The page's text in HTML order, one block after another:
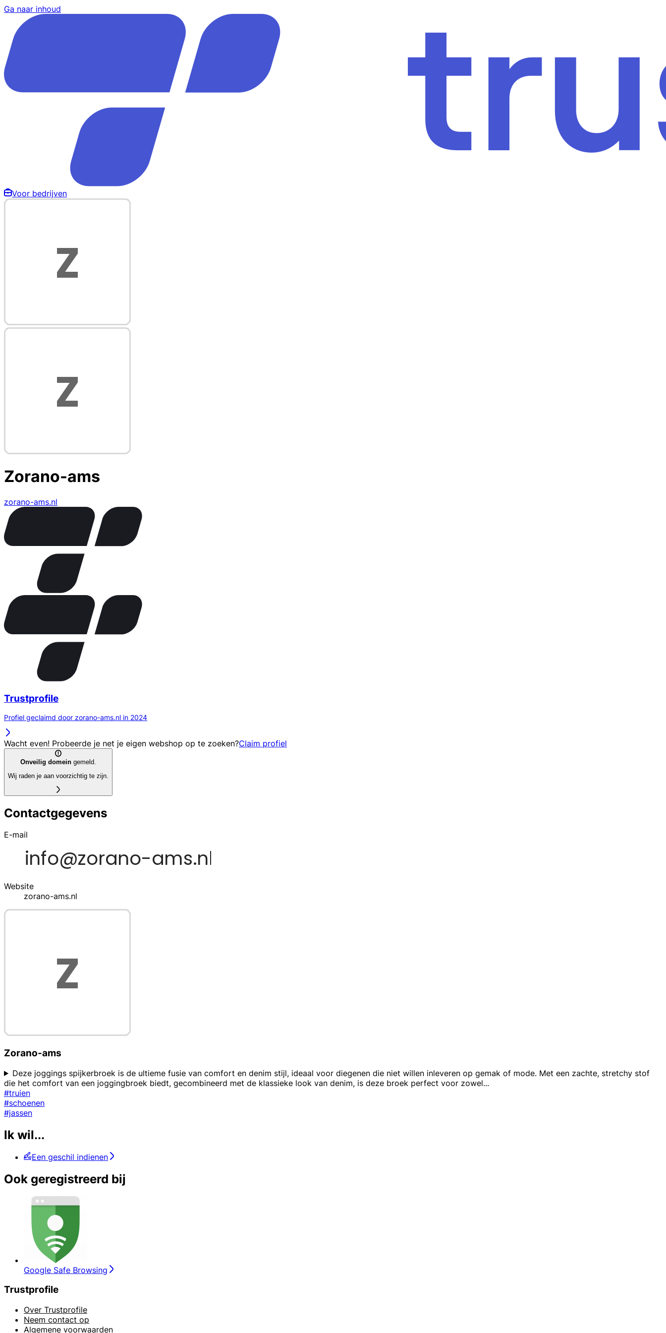
Ga naar inhoud
Voor bedrijven
Zorano-ams
zorano-ams.nl
Trustprofile
Profiel geclaimd door zorano-ams.nl in 2024
Wacht even! Probeerde je net je eigen webshop op te zoeken?Claim profiel
Onveilig domein gemeld.
Wij raden je aan voorzichtig te zijn.
Contactgegevens
E-mail
Website
zorano-ams.nl
Zorano-ams
Deze joggings spijkerbroek is de ultieme fusie van comfort en denim stijl, ideaal voor diegenen die niet willen inleveren op gemak of mode. Met een zachte, stretchy stof
die het comfort van een joggingbroek biedt, gecombineerd met de klassieke look van denim, is deze broek perfect voor zowel...
#truien
#schoenen
#jassen
Ik wil...
Een geschil indienen
Ook geregistreerd bij
Google Safe Browsing
Trustprofile
Over Trustprofile
Neem contact op
Algemene voorwaarden